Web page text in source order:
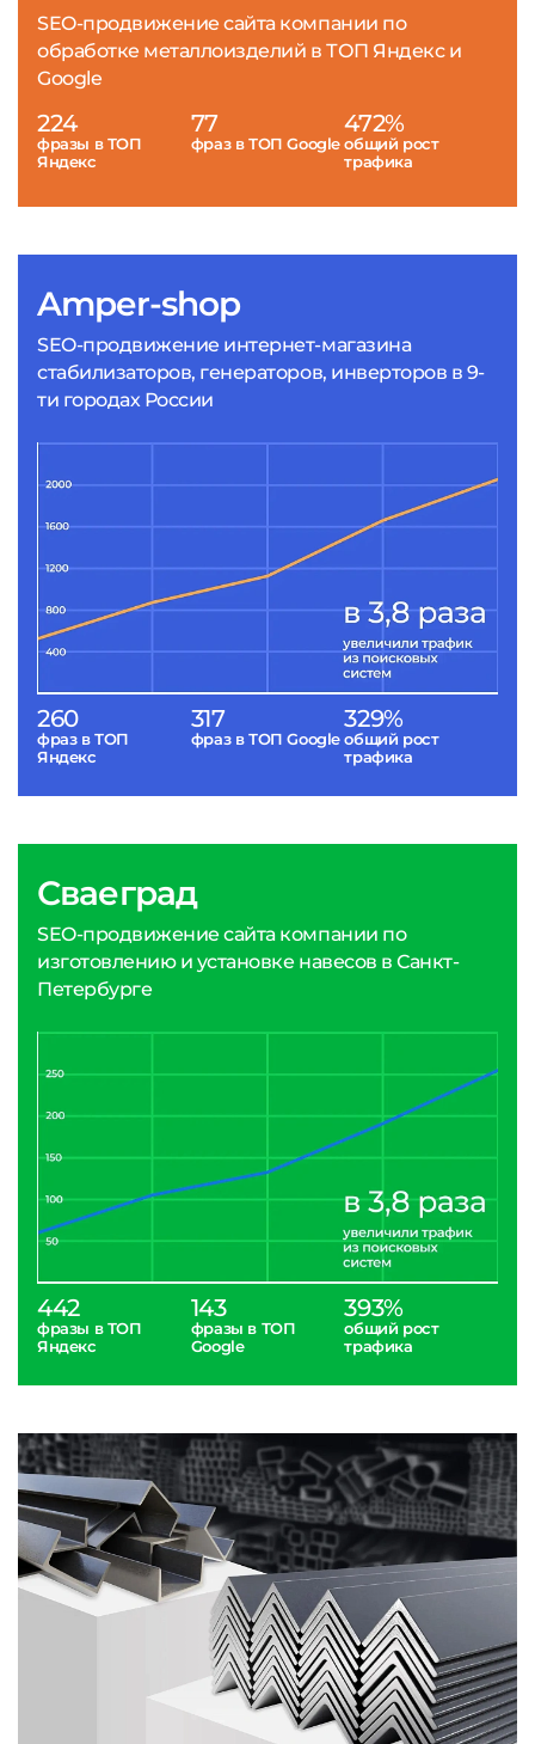
Amper-shop
SEO-продвижение интернет-магазина
стабилизаторов, генераторов, инверторов в 9-
ти городах России
260
фраз в ТОП
Яндекс
317
фраз в ТОП Google
329%
общий рост
трафика
SEO-продвижение сайта компании по
обработке металлоизделий в ТОП Яндекс и
Google
224
фразы в ТОП
Яндекс
77
фраз в ТОП Google
472%
общий рост
трафика
Сваеград
SEO-продвижение сайта компании по
изготовлению и установке навесов в Санкт-
Петербурге
442
фразы в ТОП
Яндекс
143
фразы в ТОП
Google
393%
общий рост
трафика